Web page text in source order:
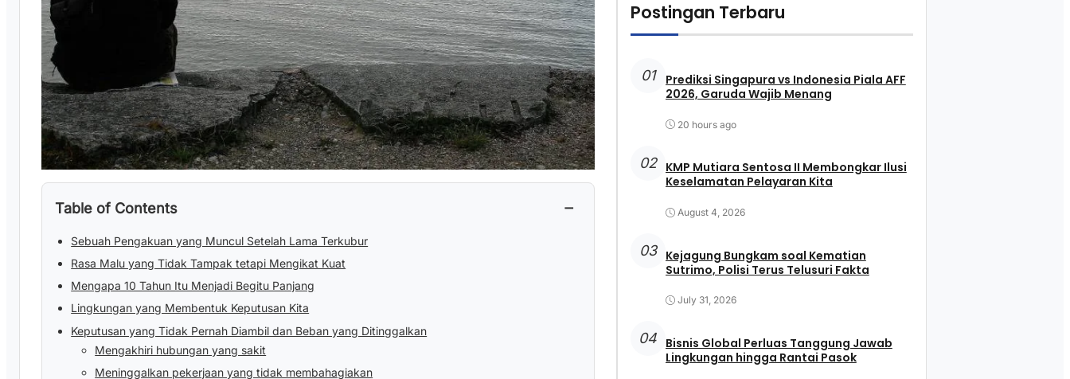
Table of Contents −
Sebuah Pengakuan yang Muncul Setelah Lama Terkubur
Rasa Malu yang Tidak Tampak tetapi Mengikat Kuat
Mengapa 10 Tahun Itu Menjadi Begitu Panjang
Lingkungan yang Membentuk Keputusan Kita
Keputusan yang Tidak Pernah Diambil dan Beban yang Ditinggalkan
Mengakhiri hubungan yang sakit
Meninggalkan pekerjaan yang tidak membahagiakan
Postingan Terbaru
01
Prediksi Singapura vs Indonesia Piala AFF
2026, Garuda Wajib Menang
20 hours ago
02
KMP Mutiara Sentosa II Membongkar Ilusi
Keselamatan Pelayaran Kita
August 4, 2026
03
Kejagung Bungkam soal Kematian
Sutrimo, Polisi Terus Telusuri Fakta
July 31, 2026
04 Bisnis Global Perluas Tanggung Jawab
Lingkungan hingga Rantai Pasok